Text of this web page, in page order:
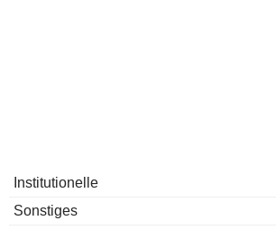
Institutionelle
Sonstiges